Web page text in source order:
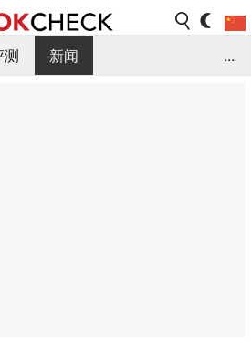
测
新闻
...